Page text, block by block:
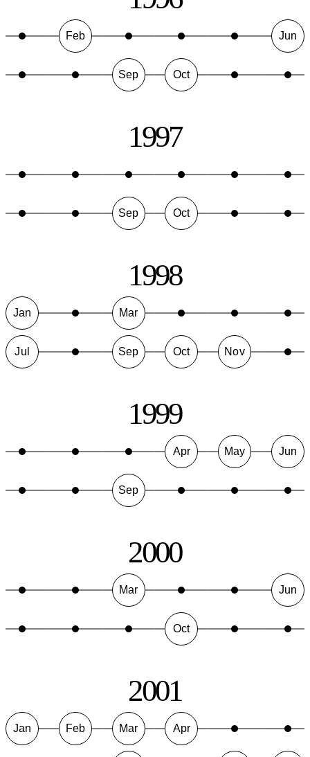
Feb Jun
Sep Oct
1997
Sep Oct
1998
Jan Mar
Jul Sep Oct Nov
1999
Apr May Jun
Sep
2000
Mar Jun
Oct
2001
Jan Feb Mar Apr